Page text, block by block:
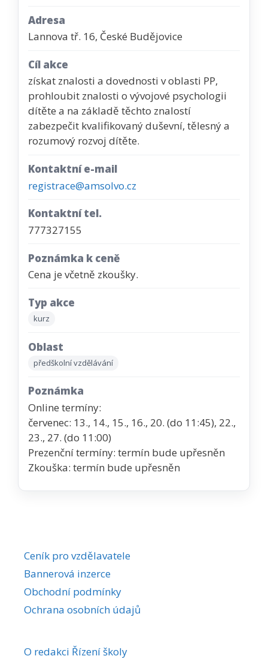
Adresa
Lannova tř. 16, České Budějovice
Cíl akce
získat znalosti a dovednosti v oblasti PP,
prohloubit znalosti o vývojové psychologii
dítěte a na základě těchto znalostí
zabezpečit kvalifikovaný duševní, tělesný a
rozumový rozvoj dítěte.
Kontaktní e-mail
registrace@amsolvo.cz
Kontaktní tel.
777327155
Poznámka k ceně
Cena je včetně zkoušky.
Typ akce
kurz
Oblast
předškolní vzdělávání
Poznámka
Online termíny:
červenec: 13., 14., 15., 16., 20. (do 11:45), 22.,
23., 27. (do 11:00)
Prezenční termíny: termín bude upřesněn
Zkouška: termín bude upřesněn
Ceník pro vzdělavatele
Bannerová inzerce
Obchodní podmínky
Ochrana osobních údajů
O redakci Řízení školy